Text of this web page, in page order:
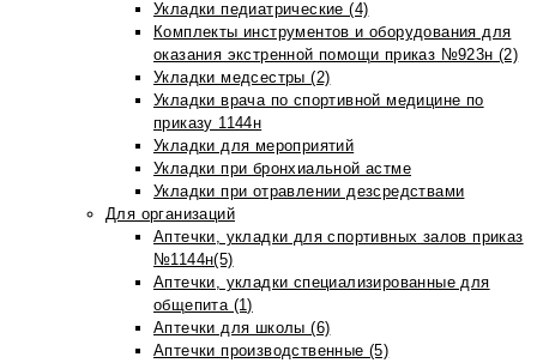
Укладки педиатрические (4)
Комплекты инструментов и оборудования для
оказания экстренной помощи приказ №923н (2)
Укладки медсестры (2)
Укладки врача по спортивной медицине по
приказу 1144н
Укладки для мероприятий
Укладки при бронхиальной астме
Укладки при отравлении дезсредствами
Для организаций
Аптечки, укладки для спортивных залов приказ
№1144н(5)
Аптечки, укладки специализированные для
общепита (1)
Аптечки для школы (6)
Аптечки производственные (5)